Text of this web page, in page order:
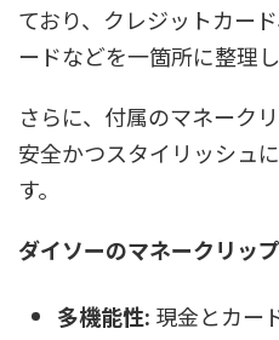
ており、クレジットカー
ードなどを一箇所に整理
さらに、付属のマネーク
安全かつスタイリッシュ
す。
ダイソーのマネークリッ
多機能性: 現金とカー